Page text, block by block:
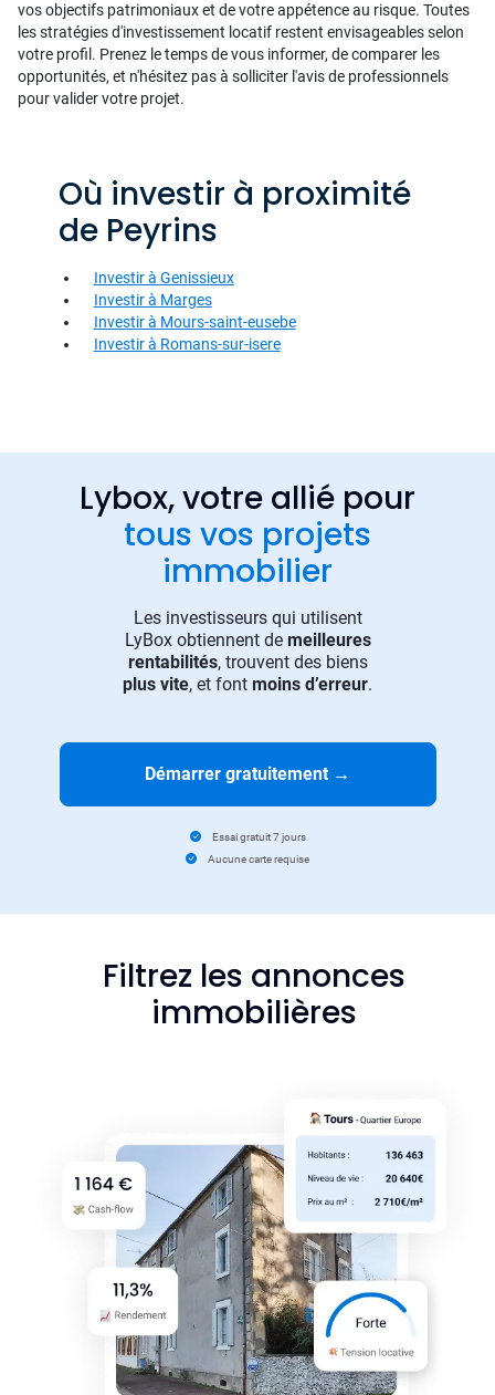
vos objectifs patrimoniaux et de votre appétence au risque. Toutes
les stratégies d'investissement locatif restent envisageables selon
votre profil. Prenez le temps de vous informer, de comparer les
opportunités, et n'hésitez pas à solliciter l'avis de professionnels
pour valider votre projet.
Où investir à proximité
de Peyrins
Investir à Genissieux
Investir à Marges
Investir à Mours-saint-eusebe
Investir à Romans-sur-isere
Lybox, votre allié pour
tous vos projets
immobilier
Les investisseurs qui utilisent
LyBox obtiennent de meilleures
rentabilités, trouvent des biens
plus vite, et font moins d’erreur.
Démarrer gratuitement →
Essai gratuit 7 jours
Aucune carte requise
Filtrez les annonces
immobilières